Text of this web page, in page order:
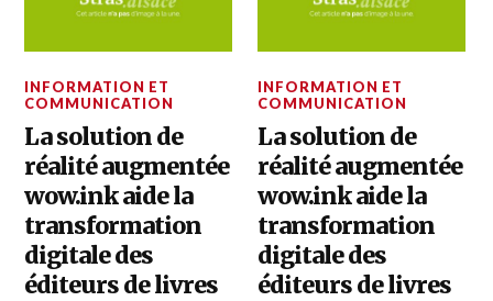
INFORMATION ET
COMMUNICATION
La solution de
réalité augmentée
wow.ink aide la
transformation
digitale des
éditeurs de livres
INFORMATION ET
COMMUNICATION
La solution de
réalité augmentée
wow.ink aide la
transformation
digitale des
éditeurs de livres